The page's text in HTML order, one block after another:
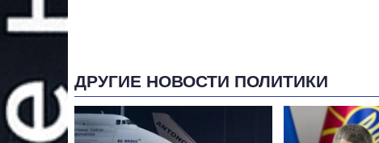
ДРУГИЕ НОВОСТИ ПОЛИТИКИ